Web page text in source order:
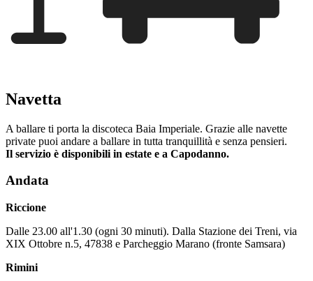
Navetta
A ballare ti porta la discoteca Baia Imperiale. Grazie alle navette
private puoi andare a ballare in tutta tranquillità e senza pensieri.
Il servizio è disponibili in estate e a Capodanno.
Andata
Riccione
Dalle 23.00 all'1.30 (ogni 30 minuti). Dalla Stazione dei Treni, via
XIX Ottobre n.5, 47838 e Parcheggio Marano (fronte Samsara)
Rimini